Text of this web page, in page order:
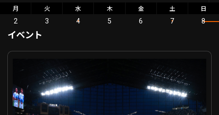
日程･結果
順位表･成績
ファーム東地区
ファーム中地区
選手名鑑トップ
北海道日本ハムファイターズ
東北楽天ゴールデンイーグルス
ニュース
月 火 水 木 金 土 日
2 3 4 5 6 7 8
イベント
2024年新入団選手ウェルカムイベント 北海道日本ハム VS